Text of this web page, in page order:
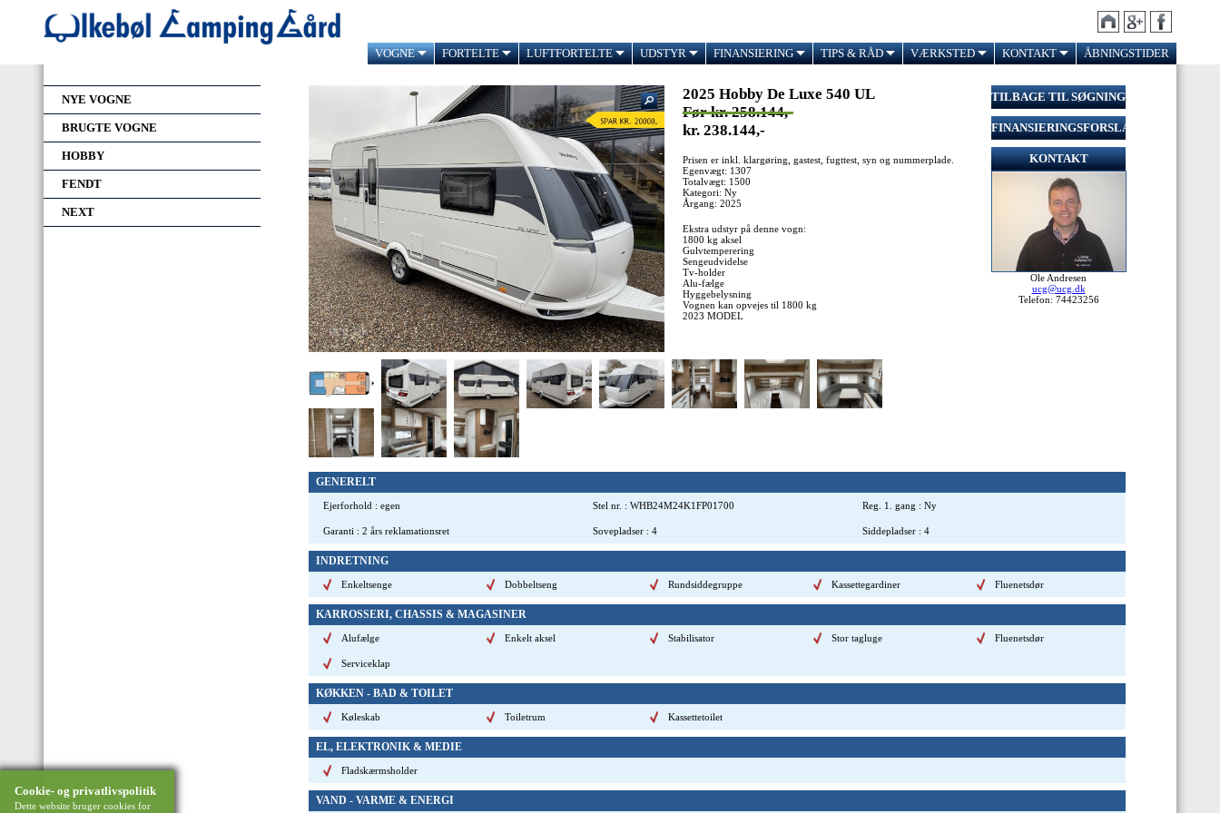
VOGNE FORTELTE LUFTFORTELTE UDSTYR FINANSIERING TIPS & RÅD VÆRKSTED KONTAKT ÅBNINGSTIDER
NYE VOGNE
BRUGTE VOGNE
HOBBY
FENDT
NEXT
2025 Hobby De Luxe 540 UL
Før kr. 258.144,-
kr. 238.144,-
Prisen er inkl. klargøring, gastest, fugttest, syn og nummerplade.
Egenvægt: 1307
Totalvægt: 1500
Kategori: Ny
Årgang: 2025
Ekstra udstyr på denne vogn:
1800 kg aksel
Gulvtemperering
Sengeudvidelse
Tv-holder
Alu-fælge
Hyggebelysning
Vognen kan opvejes til 1800 kg
2023 MODEL
TILBAGE TIL SØGNING
FINANSIERINGSFORSLAG
KONTAKT
Ole Andresen
ucg@ucg.dk
Telefon: 74423256
GENERELT
Ejerforhold : egen Stel nr. : WHB24M24K1FP01700 Reg. 1. gang : Ny
Garanti : 2 års reklamationsret Sovepladser : 4 Siddepladser : 4
INDRETNING
Enkeltsenge Dobbeltseng Rundsiddegruppe Kassettegardiner Fluenetsdør
KARROSSERI, CHASSIS & MAGASINER
Alufælge Enkelt aksel Stabilisator Stor tagluge Fluenetsdør
Serviceklap
KØKKEN - BAD & TOILET
Køleskab Toiletrum Kassettetoilet
EL, ELEKTRONIK & MEDIE
Fladskærmsholder
VAND - VARME & ENERGI
Cookie- og privatlivspolitik
Dette website bruger cookies for